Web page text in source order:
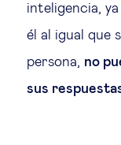
inteligencia,
él al igual que
persona, no
sus